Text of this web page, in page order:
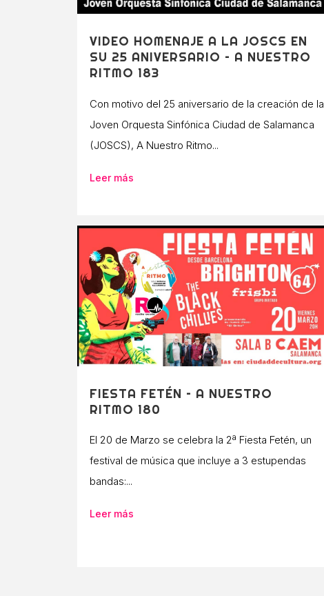
VIDEO HOMENAJE A LA JOSCS EN
SU 25 ANIVERSARIO – A NUESTRO
RITMO 183
Con motivo del 25 aniversario de la creación de la
Joven Orquesta Sinfónica Ciudad de Salamanca
(JOSCS), A Nuestro Ritmo...
Leer más
FIESTA FETÉN – A NUESTRO
RITMO 180
El 20 de Marzo se celebra la 2ª Fiesta Fetén, un
festival de música que incluye a 3 estupendas
bandas:...
Leer más